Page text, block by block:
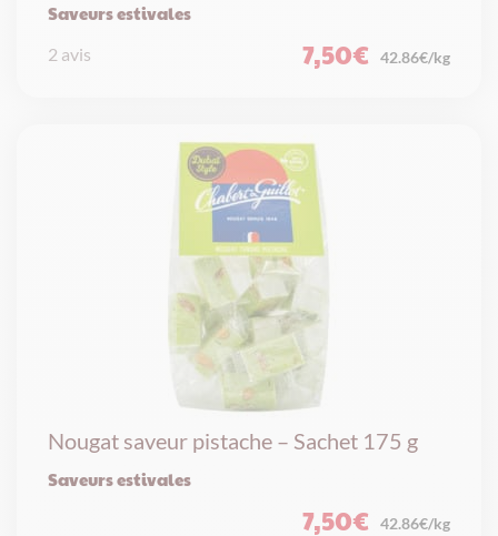
Saveurs estivales
7,50€ 42.86€/kg
2 avis
Nougat saveur pistache – Sachet 175 g
Saveurs estivales
7,50€ 42.86€/kg